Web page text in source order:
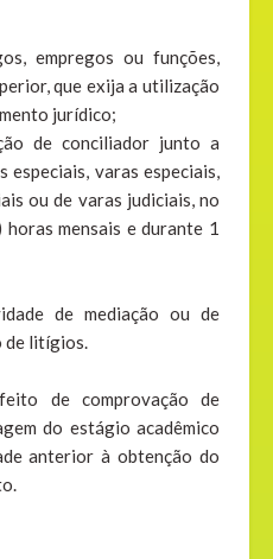
empregos ou funções,
que exija a utilização
jurídico;
de conciliador junto a
especiais, varas especiais,
ou de varas judiciais, no
mensais e durante 1
de mediação ou de
de litígios.
de comprovação de
do estágio acadêmico
anterior à obtenção do